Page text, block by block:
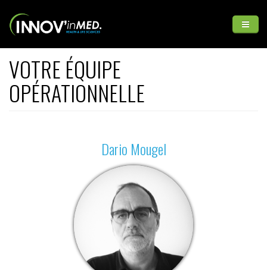
INNOV'inMED
Médias
VOTRE ÉQUIPE
OPÉRATIONNELLE
Dario Mougel